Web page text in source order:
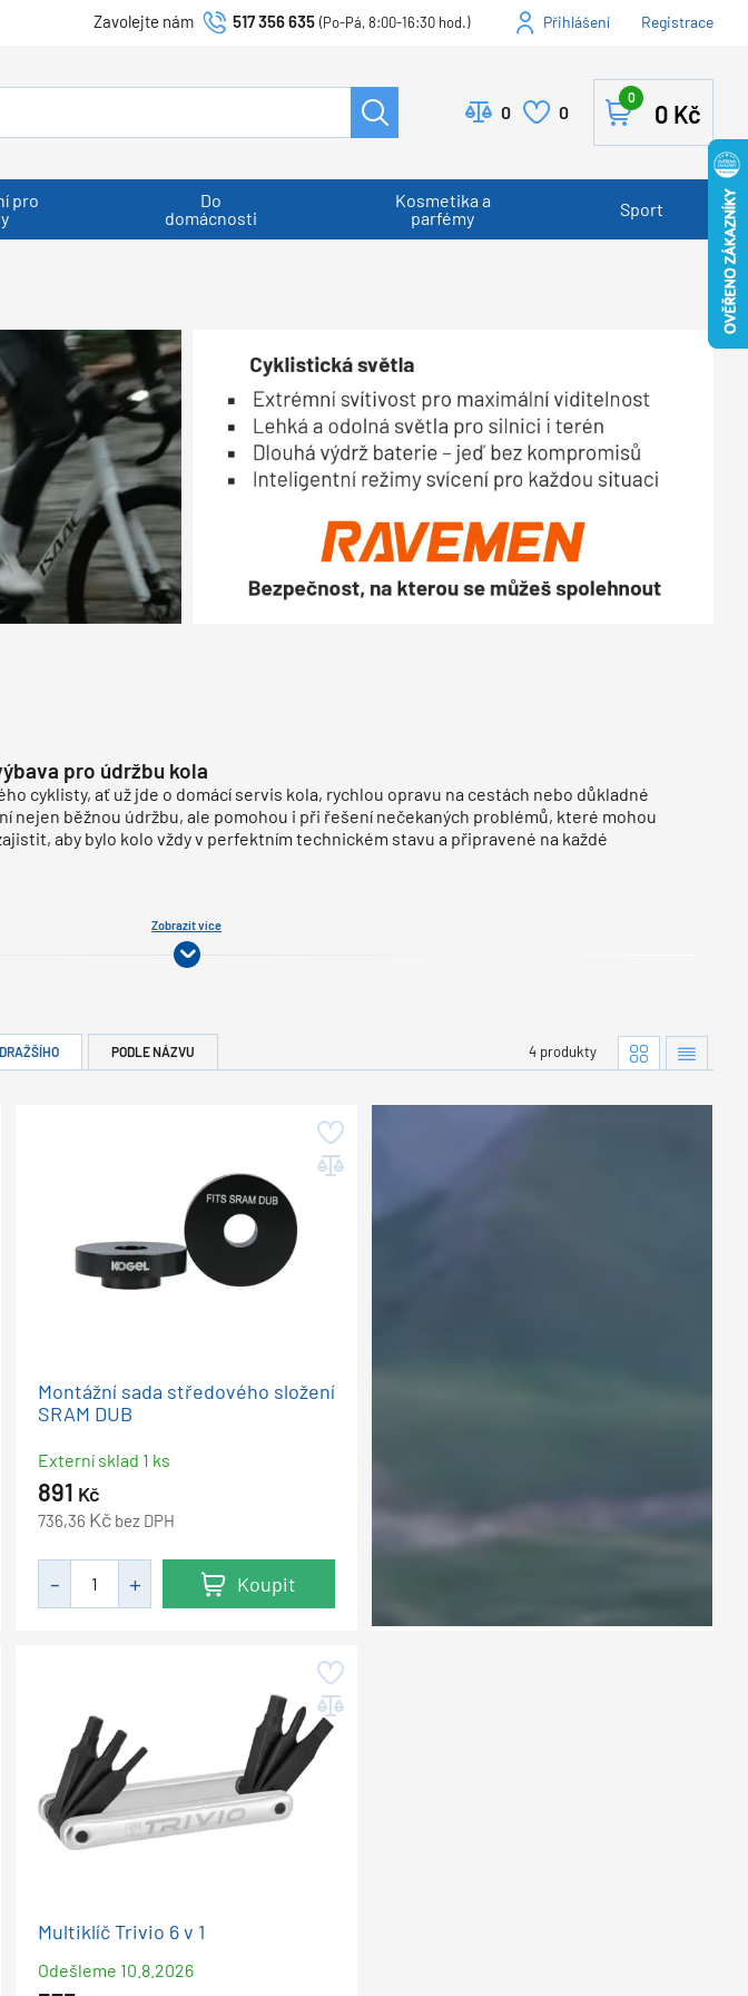
Zavolejte nám 517 356 635 (Po-Pá, 8:00-16:30 hod.) Přihlášení Registrace
0 0 0 Kč
0
pro
Do
domácnosti
Kosmetika a
parfémy
Sport
pro údržbu kola
cyklisty, ať už jde o domácí servis kola, rychlou opravu na cestách nebo důkladné
nejen běžnou údržbu, ale pomohou i při řešení nečekaných problémů, které mohou
aby bylo kolo vždy v perfektním technickém stavu a připravené na každé
Zobrazit více
PODLE NÁZVU 4 produkty
Montážní sada středového složení
SRAM DUB
Externí sklad 1 ks
891 Kč
736,36 Kč bez DPH
Koupit
Multiklíč Trivio 6 v 1
Odešleme 10.8.2026